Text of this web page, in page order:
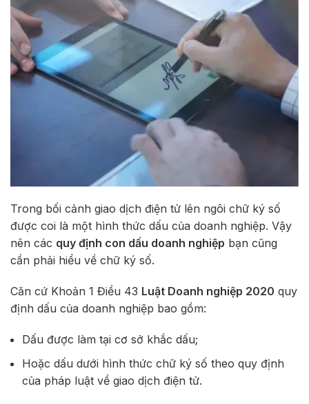
Trong bối cảnh giao dịch điện tử lên ngôi chữ ký số
được coi là một hình thức dấu của doanh nghiệp. Vậy
nên các quy định con dấu doanh nghiệp bạn cũng
cần phải hiểu về chữ ký số.
Căn cứ Khoản 1 Điều 43 Luật Doanh nghiệp 2020 quy
định dấu của doanh nghiệp bao gồm:
Dấu được làm tại cơ sở khắc dấu;
Hoặc dấu dưới hình thức chữ ký số theo quy định
của pháp luật về giao dịch điện tử.